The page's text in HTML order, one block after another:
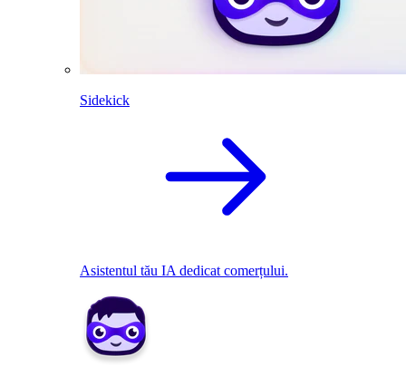
Sidekick
Asistentul tău IA dedicat comerțului.